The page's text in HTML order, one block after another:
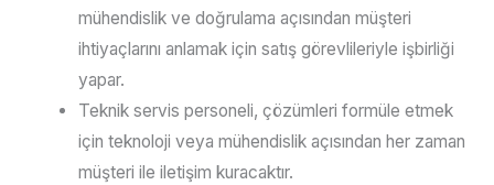
mühendislik ve doğrulama açısından müşteri
ihtiyaçlarını anlamak için satış görevlileriyle işbirliği
yapar.
Teknik servis personeli, çözümleri formüle etmek
için teknoloji veya mühendislik açısından her zaman
müşteri ile iletişim kuracaktır.